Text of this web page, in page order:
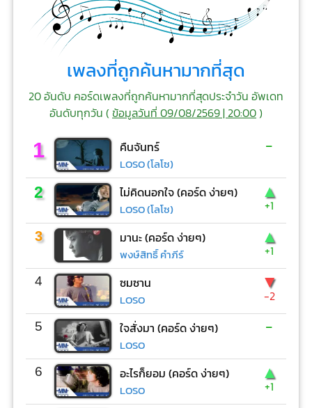
เพลงที่ถูกค้นหามากที่สุด
20 อันดับ คอร์ดเพลงที่ถูกค้นหามากที่สุดประจำวัน อัพเดท
อันดับทุกวัน (ข้อมูลวันที่ 09/08/2569 | 20:00)
1 คืนจันทร์
LOSO (โลโซ)
-
2 ไม่คิดนอกใจ (คอร์ด ง่ายๆ)
LOSO (โลโซ)
▲
+1
3 มานะ (คอร์ด ง่ายๆ)
พงษ์สิทธิ์ คำภีร์
▲
+1
4 ซมซาน
LOSO
▼
-2
5 ใจสั่งมา (คอร์ด ง่ายๆ)
LOSO
-
6 อะไรก็ยอม (คอร์ด ง่ายๆ)
LOSO
▲
+1